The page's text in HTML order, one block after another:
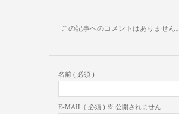
この記事へのコメントはありません。
名前 ( 必須 )
E-MAIL ( 必須 ) ※ 公開されません